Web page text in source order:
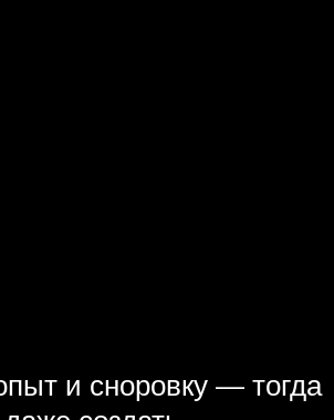
и сноровку — тогда